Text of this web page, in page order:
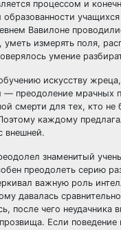
процессом и
Вавилоне
уметь измерять поля,
умение
искусству
преодоление
смерти для тех, кто
каждому
внешней.
знаменитый
преодолеть серию
важную роль
давалась
после чего
Если поведение